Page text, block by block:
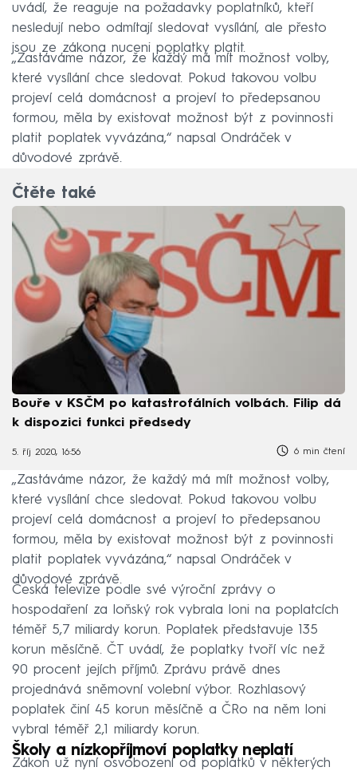
uvádí, že reaguje na požadavky poplatníků, kteří
nesledují nebo odmítají sledovat vysílání, ale přesto
jsou ze zákona nuceni poplatky platit.
„Zastáváme názor, že každý má mít možnost volby,
které vysílání chce sledovat. Pokud takovou volbu
projeví celá domácnost a projeví to předepsanou
formou, měla by existovat možnost být z povinnosti
platit poplatek vyvázána,“ napsal Ondráček v
důvodové zprávě.
Čtěte také
Bouře v KSČM po katastrofálních volbách. Filip dá
k dispozici funkci předsedy
5. říj 2020, 16:56 6 min čtení
„Zastáváme názor, že každý má mít možnost volby,
které vysílání chce sledovat. Pokud takovou volbu
projeví celá domácnost a projeví to předepsanou
formou, měla by existovat možnost být z povinnosti
platit poplatek vyvázána,“ napsal Ondráček v
důvodové zprávě.
Česká televize podle své výroční zprávy o
hospodaření za loňský rok vybrala loni na poplatcích
téměř 5,7 miliardy korun. Poplatek představuje 135
korun měsíčně. ČT uvádí, že poplatky tvoří víc než
90 procent jejích příjmů. Zprávu právě dnes
projednává sněmovní volební výbor. Rozhlasový
poplatek činí 45 korun měsíčně a ČRo na něm loni
vybral téměř 2,1 miliardy korun.
Školy a nízkopříjmoví poplatky neplatí
Zákon už nyní osvobození od poplatků v některých